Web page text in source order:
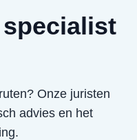
Onze juristen
advies en het